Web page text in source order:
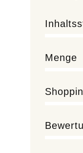
Menge